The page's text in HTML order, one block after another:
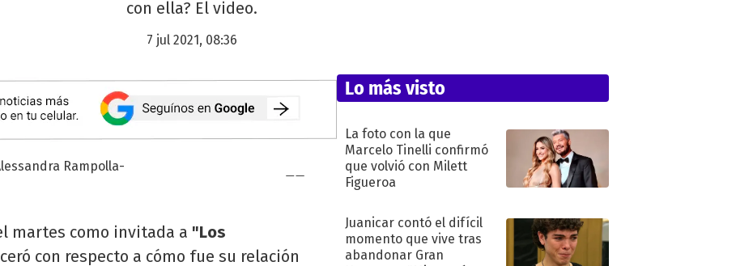
con ella? El video.
7 jul 2021, 08:36
martes como invitada a "Los
con respecto a cómo fue su relación
Lo más visto
La foto con la que
Marcelo Tinelli confirmó
que volvió con Milett
Figueroa
Juanicar contó el difícil
momento que vive tras
abandonar Gran